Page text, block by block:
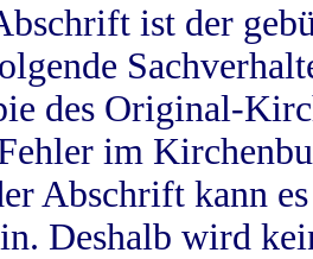
ist der
des Original-
im
Abschrift kann
Deshalb wird